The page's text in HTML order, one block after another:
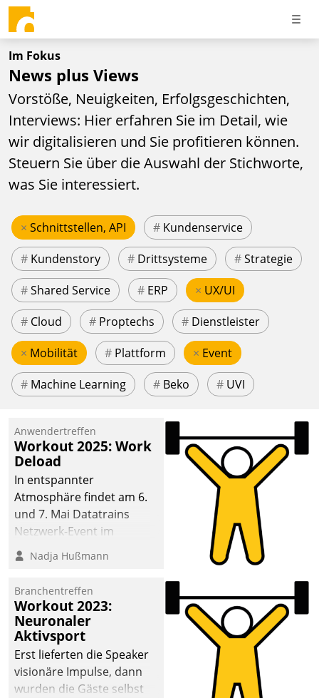
Im Fokus
News plus Views
Vorstöße, Neuigkeiten, Erfolgsgeschichten,
Interviews: Hier erfahren Sie im Detail, wie
wir digitalisieren und Sie profitieren können.
Steuern Sie über die Auswahl der Stichworte,
was Sie interessiert.
× Schnittstellen, API # Kundenservice
# Kundenstory # Drittsysteme #Strategie
#Shared Service # ERP × UX/UI
# Cloud # Proptechs # Dienstleister
× Mobilität # Plattform × Event
# Machine Learning # Beko # UVI
Anwendertreffen
Workout 2025: Work
Deload
In entspannter
Atmosphäre findet am 6.
und 7. Mai Datatrains
Netzwerk-Event im
Kunden- und Partnerkreis
statt. Zentrale Frage: Wie
Mammutprojekte
meistern und Workloads
wuppen – bei zunehmend
anspruchsvollen
Aufgaben und
abnehmendem
Nadja Hußmann
Branchentreffen
Workout 2023:
Neuronaler
Aktivsport
Erst lieferten die Speaker
visionäre Impulse, dann
wurden die Gäste selbst